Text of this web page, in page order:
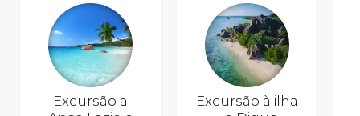
Excursão a
Excursão à ilha